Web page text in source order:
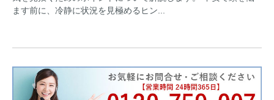
ます前に、冷静に状況を見極めるヒン...